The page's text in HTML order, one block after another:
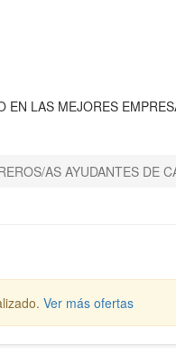
EN LAS MEJORES
AS AYUDANTES DE
Ver más ofertas